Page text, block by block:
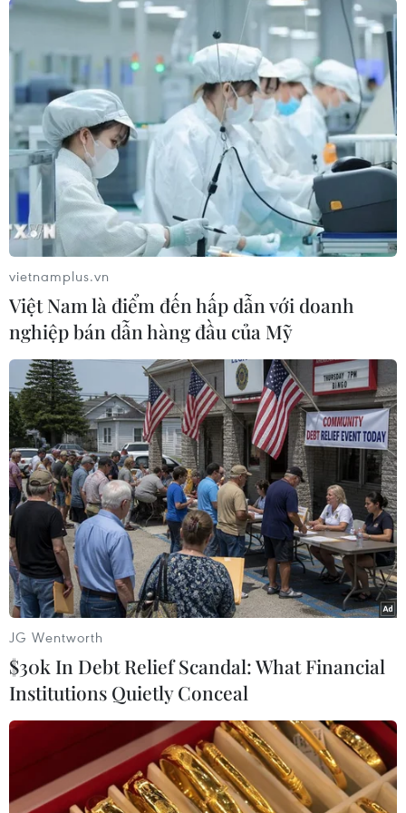
#Ngân hàng Reyl #trốn thuế
#tiền phạt
#che giấu các khoản tiền
#tài khoản không được khai báo
Theo dõi VietnamPlus
TIN LIÊN QUAN
vietnamplus.vn
Việt Nam là điểm đến hấp dẫn với doanh
nghiệp bán dẫn hàng đầu của Mỹ
JG Wentworth
$30k In Debt Relief Scandal: What Financial
Institutions Quietly Conceal